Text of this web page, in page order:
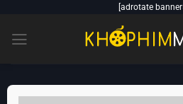
content
[adrotate